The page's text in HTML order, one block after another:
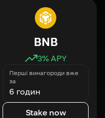
BNB
3% APY
Перші винагороди вже
за
6 годин
Stake now